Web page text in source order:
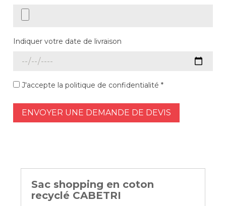
Indiquer votre date de livraison
J'accepte la politique de confidentialité *
ENVOYER UNE DEMANDE DE DEVIS
Sac shopping en coton
recyclé CABETRI